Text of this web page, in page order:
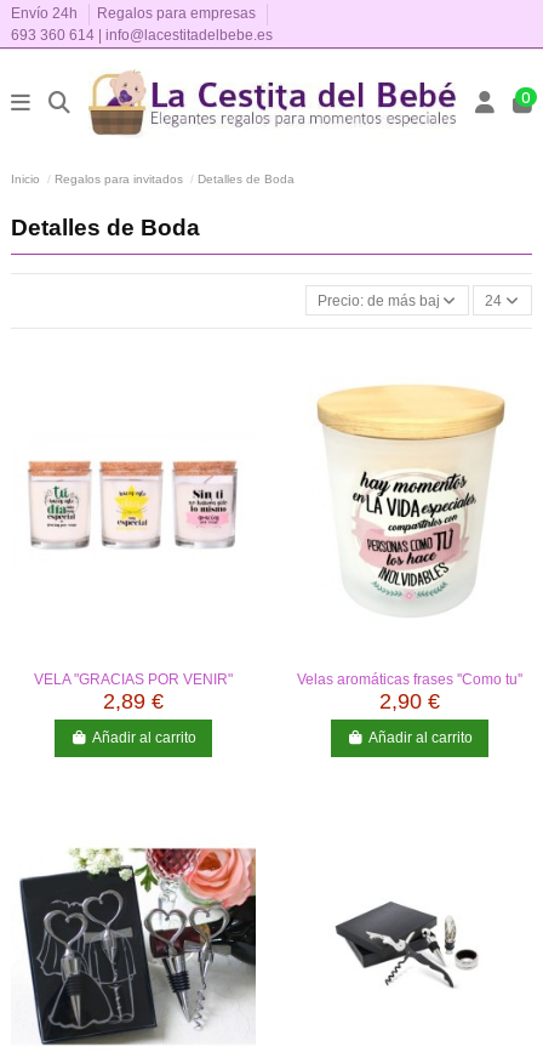
Envío 24h
Regalos para empresas
693 360 614 | info@lacestitadelbebe.es
0
Inicio Regalos para invitados Detalles de Boda
Detalles de Boda
Precio: de más bajo a más alto
24
VELA "GRACIAS POR VENIR"
2,89 €
Añadir al carrito
Velas aromáticas frases ''Como tu''
2,90 €
Añadir al carrito